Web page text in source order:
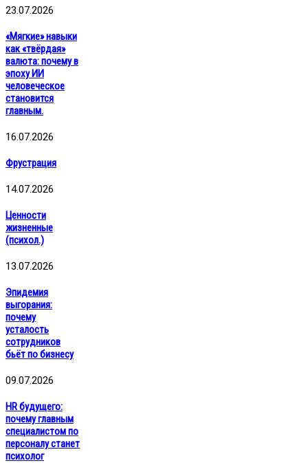
23.07.2026
«Мягкие» навыки
как «твёрдая»
валюта: почему в
эпоху ИИ
человеческое
становится
главным.
16.07.2026
Фрустрация
14.07.2026
Ценности
жизненные
(психол.)
13.07.2026
Эпидемия
выгорания:
почему
усталость
сотрудников
бьёт по бизнесу
09.07.2026
HR будущего:
почему главным
специалистом по
персоналу станет
психолог